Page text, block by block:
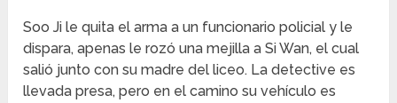
Soo Ji le quita el arma a un funcionario policial y le
dispara, apenas le rozó una mejilla a Si Wan, el cual
salió junto con su madre del liceo. La detective es
llevada presa, pero en el camino su vehículo es